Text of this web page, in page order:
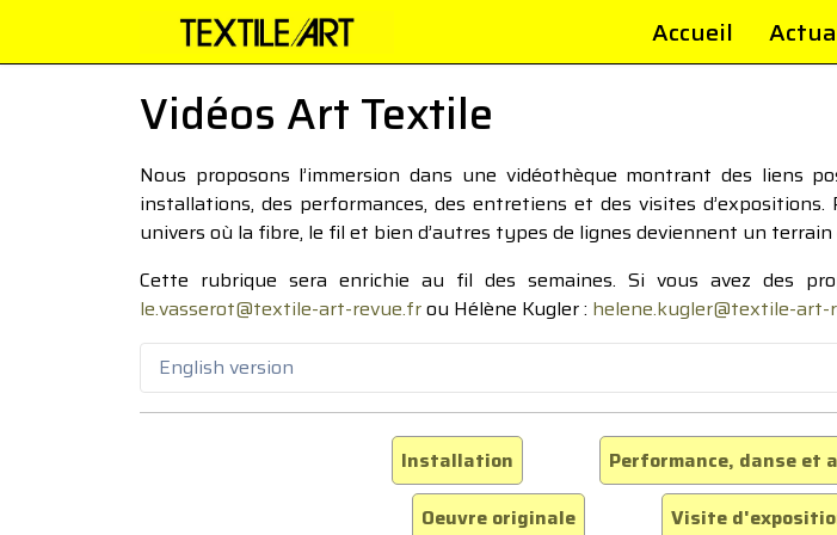
Accueil
Vidéos Art Textile
Nous proposons l’immersion dans une vidéothèque montrant des liens
installations, des performances, des entretiens et des visites
univers où la fibre, le fil et bien d’autres types de lignes deviennent un
Cette rubrique sera enrichie au fil des semaines. Si vous avez des
le.vasserot@textile-art-revue.frou Hélène Kugler : helene.kugler@textile-art-
English version
Installation Performance, danse et
Oeuvre originale
Visite